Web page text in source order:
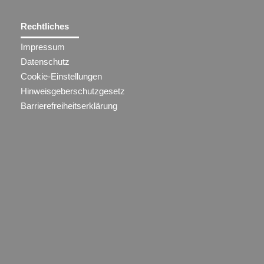
Rechtliches
Impressum
Datenschutz
Cookie-Einstellungen
Hinweisgeberschutzgesetz
Barrierefreiheitserklärung